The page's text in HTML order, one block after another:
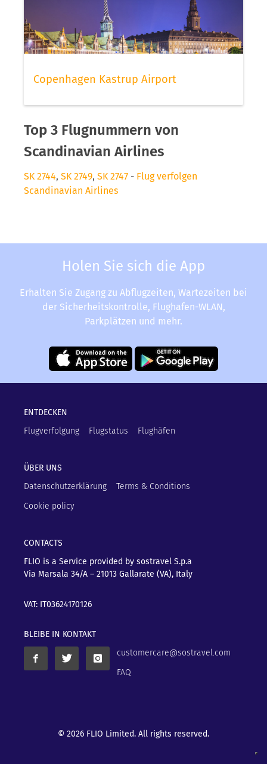
Copenhagen Kastrup Airport
Top 3 Flugnummern von
Scandinavian Airlines
SK 2744, SK 2749, SK 2747 - Flug verfolgen
Scandinavian Airlines
Holen Sie sich die App
Erhalten Sie Zugang zu Abflugzeiten, Wartezeiten bei
der Sicherheitskontrolle, Flughafen-WLAN,
Parkplätzen und mehr.
ENTDECKEN
Flugverfolgung
Flugstatus Flughäfen
ÜBER UNS
Datenschutzerklärung
Terms & Conditions
Cookie policy
CONTACTS
FLIO is a Service provided by sostravel S.p.a
Via Marsala 34/A – 21013 Gallarate (VA), Italy
VAT: IT03624170126
BLEIBE IN KONTAKT
customercare@sostravel.com
FAQ
© 2026 FLIO Limited. All rights reserved.